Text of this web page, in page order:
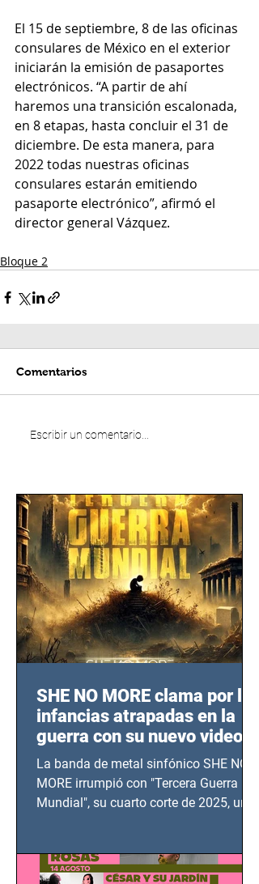
El 15 de septiembre, 8 de las oficinas
consulares de México en el exterior
iniciarán la emisión de pasaportes
electrónicos. “A partir de ahí
haremos una transición escalonada,
en 8 etapas, hasta concluir el 31 de
diciembre. De esta manera, para
2022 todas nuestras oficinas
consulares estarán emitiendo
pasaporte electrónico”, afirmó el
director general Vázquez.
Bloque 2
Comentarios
Escribir un comentario...
SHE NO MORE clama por las
infancias atrapadas en la
guerra con su nuevo video
TERCERA GUERRA
MUNDIAL
La banda de metal sinfónico SHE NO
MORE irrumpió con "Tercera Guerra
Mundial", su cuarto corte de 2025, un
bélicos.